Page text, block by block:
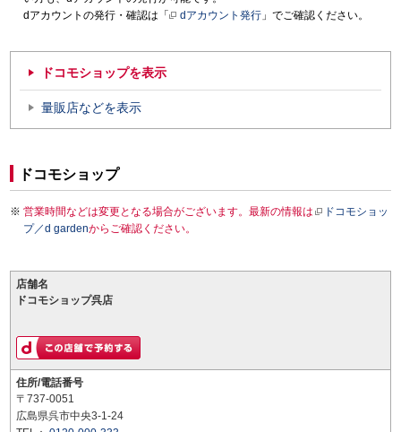
dアカウントの発行・確認は「
dアカウント発行 」でご確認ください。
ドコモショップを表示
量販店などを表示
ドコモショップ
営業時間などは変更となる場合がございます。最新の情報は
ドコモショッ
プ／d gardenからご確認ください。
店舗名
ドコモショップ呉店
住所/電話番号
〒737-0051
広島県呉市中央3-1-24